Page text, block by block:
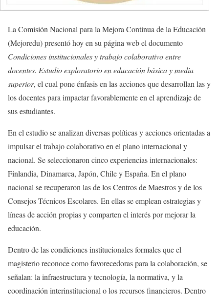
La Comisión Nacional para la Mejora Continua de la Educación
(Mejoredu) presentó hoy en su página web el documento
Condiciones institucionales y trabajo colaborativo entre
docentes. Estudio exploratorio en educación básica y media
superior, el cual pone énfasis en las acciones que desarrollan las y
los docentes para impactar favorablemente en el aprendizaje de
sus estudiantes.
En el estudio se analizan diversas políticas y acciones orientadas a
impulsar el trabajo colaborativo en el plano internacional y
nacional. Se seleccionaron cinco experiencias internacionales:
Finlandia, Dinamarca, Japón, Chile y España. En el plano
nacional se recuperaron las de los Centros de Maestros y de los
Consejos Técnicos Escolares. En ellas se emplean estrategias y
líneas de acción propias y comparten el interés por mejorar la
educación.
Dentro de las condiciones institucionales formales que el
magisterio reconoce como favorecedoras para la colaboración, se
señalan: la infraestructura y tecnología, la normativa, y la
coordinación interinstitucional o los recursos financieros. Dentro